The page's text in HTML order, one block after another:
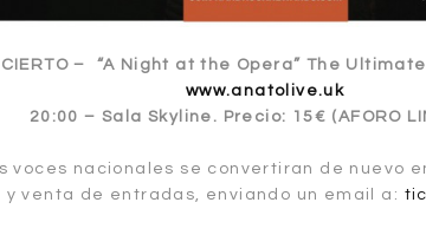
– “A Night at the Opera” The Ultimate
www.anatolive.uk
20:00 – Sala Skyline. Precio: 15€ (AFORO
voces nacionales se convertiran de nuevo
y venta de entradas, enviando un email a: